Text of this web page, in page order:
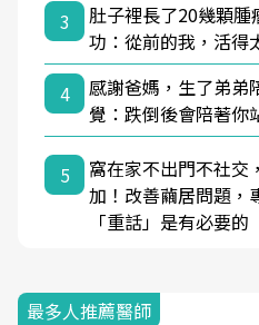
3
肚子裡長了20幾顆腫
功：從前的我，活得
4
感謝爸媽，生了弟弟
覺：跌倒後會陪著你
5
窩在家不出門不社交
加！改善繭居問題，
「重話」是有必要的
最多人推薦醫師